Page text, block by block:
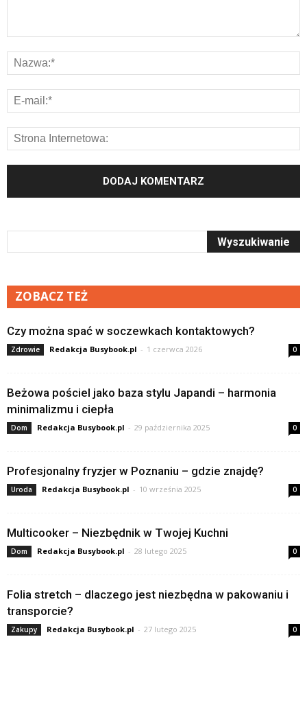
ZOBACZ TEŻ
Czy można spać w soczewkach kontaktowych?
Zdrowie Redakcja Busybook.pl - 1 czerwca 2026 0
Beżowa pościel jako baza stylu Japandi – harmonia
minimalizmu i ciepła
Dom Redakcja Busybook.pl - 29 października 2025 0
Profesjonalny fryzjer w Poznaniu – gdzie znajdę?
Uroda Redakcja Busybook.pl - 10 września 2025 0
Multicooker – Niezbędnik w Twojej Kuchni
Dom Redakcja Busybook.pl - 28 lutego 2025 0
Folia stretch – dlaczego jest niezbędna w pakowaniu i
transporcie?
Zakupy Redakcja Busybook.pl - 27 lutego 2025 0